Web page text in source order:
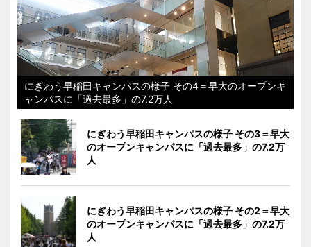
にぎわう早稲田キャンパスの様子 その4＝早大のオープンキ
ャンパスに「過去最多」の7.2万人
にぎわう早稲田キャンパスの様子 その3＝早大
のオープンキャンパスに「過去最多」の7.2万
人
にぎわう早稲田キャンパスの様子 その2＝早大
のオープンキャンパスに「過去最多」の7.2万
人